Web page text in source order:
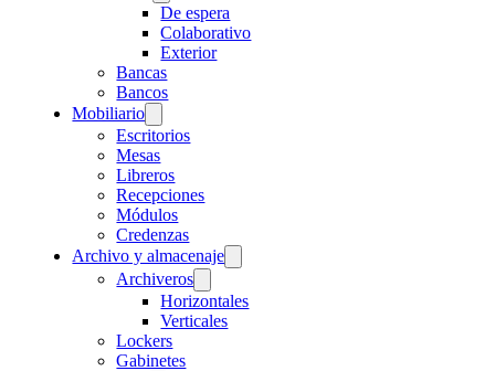
De espera
Colaborativo
Exterior
Bancas
Bancos
Mobiliario
Escritorios
Mesas
Libreros
Recepciones
Módulos
Credenzas
Archivo y almacenaje
Archiveros
Horizontales
Verticales
Lockers
Gabinetes